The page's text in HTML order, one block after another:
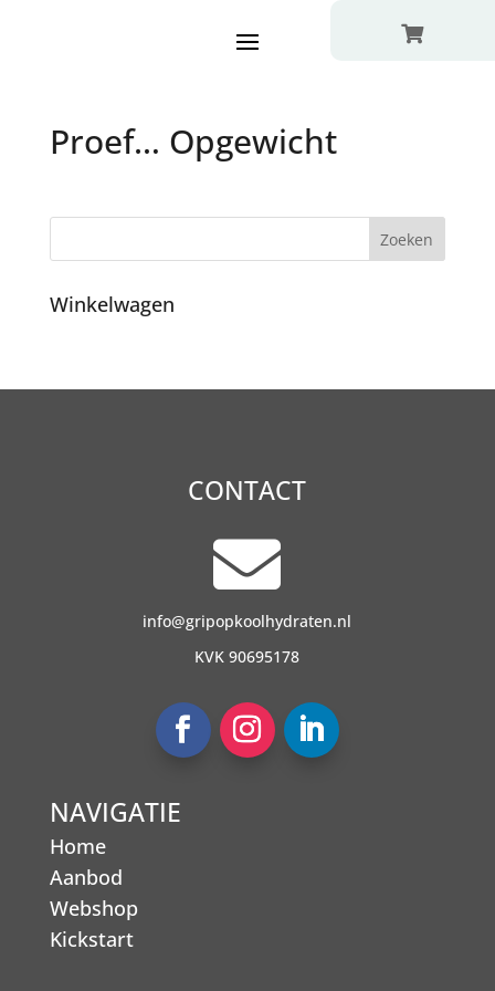

Proef… Opgewicht
Winkelwagen
CONTACT

info@gripopkoolhydraten.nl
KVK 90695178
NAVIGATIE
Home
Aanbod
Webshop
Kickstart